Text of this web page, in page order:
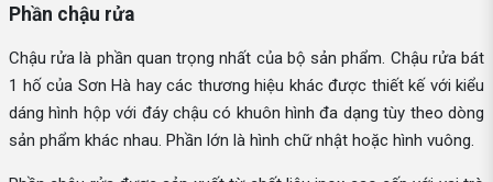
Phần chậu rửa
Chậu rửa là phần quan trọng nhất của bộ sản phẩm. Chậu rửa bát
1 hố của Sơn Hà hay các thương hiệu khác được thiết kế với kiểu
dáng hình hộp với đáy chậu có khuôn hình đa dạng tùy theo dòng
sản phẩm khác nhau. Phần lớn là hình chữ nhật hoặc hình vuông.